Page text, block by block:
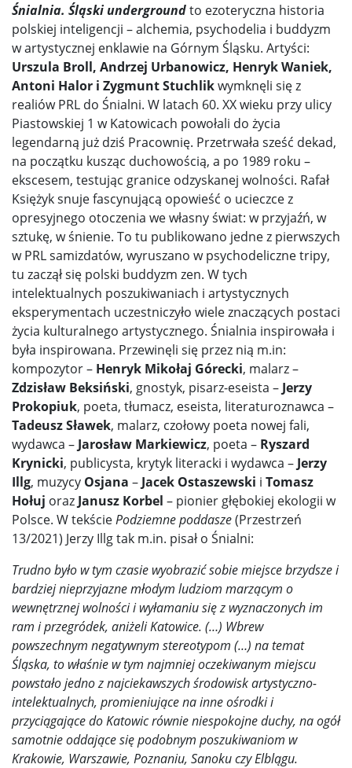
Śnialnia. Śląski undergroundto ezoteryczna historia
polskiej inteligencji – alchemia, psychodelia i buddyzm
w artystycznej enklawie na Górnym Śląsku. Artyści:
Urszula Broll, Andrzej Urbanowicz, Henryk Waniek,
Antoni Halor i Zygmunt Stuchlikwymknęli się z
realiów PRL do Śnialni. W latach 60. XX wieku przy ulicy
Piastowskiej 1 w Katowicach powołali do życia
legendarną już dziś Pracownię. Przetrwała sześć dekad,
na początku kusząc duchowością, a po 1989 roku –
ekscesem, testując granice odzyskanej wolności. Rafał
Księżyk snuje fascynującą opowieść o ucieczce z
opresyjnego otoczenia we własny świat: w przyjaźń, w
sztukę, w śnienie. To tu publikowano jedne z pierwszych
w PRL samizdatów, wyruszano w psychodeliczne tripy,
tu zaczął się polski buddyzm zen. W tych
intelektualnych poszukiwaniach i artystycznych
eksperymentach uczestniczyło wiele znaczących postaci
życia kulturalnego artystycznego. Śnialnia inspirowała i
była inspirowana. Przewinęli się przez nią m.in:
kompozytor – Henryk Mikołaj Górecki, malarz –
Zdzisław Beksiński, gnostyk, pisarz-eseista – Jerzy
Prokopiuk, poeta, tłumacz, eseista, literaturoznawca –
Tadeusz Sławek, malarz, czołowy poeta nowej fali,
wydawca – Jarosław Markiewicz, poeta – Ryszard
Krynicki, publicysta, krytyk literacki i wydawca – Jerzy
Illg, muzycy Osjana – Jacek Ostaszewski i Tomasz
Hołuj oraz Janusz Korbel – pionier głębokiej ekologii w
Polsce. W tekściePodziemne poddasze(Przestrzeń
13/2021) Jerzy Illg tak m.in. pisał o Śnialni:
Trudno było w tym czasie wyobrazić sobie miejsce brzydsze i
bardziej nieprzyjazne młodym ludziom marzącym o
wewnętrznej wolności i wyłamaniu się z wyznaczonych im
ram i przegródek, aniżeli Katowice. (…) Wbrew
powszechnym negatywnym stereotypom (…) na temat
Śląska, to właśnie w tym najmniej oczekiwanym miejscu
powstało jedno z najciekawszych środowisk artystyczno-
intelektualnych, promieniujące na inne ośrodki i
przyciągające do Katowic równie niespokojne duchy, na ogół
samotnie oddające się podobnym poszukiwaniom w
Krakowie, Warszawie, Poznaniu, Sanoku czy Elblągu.